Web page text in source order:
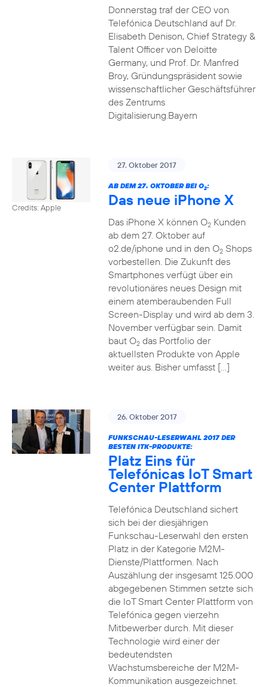
Donnerstag traf der CEO von
Telefónica Deutschland auf Dr.
Elisabeth Denison, Chief Strategy &
Talent Officer von Deloitte
Germany, und Prof. Dr. Manfred
Broy, Gründungspräsident sowie
wissenschaftlicher Geschäftsführer
des Zentrums
Digitalisierung.Bayern
Credits: Apple
27. Oktober 2017
AB DEM 27. OKTOBER BEI O2:
Das neue iPhone X
Das iPhone X können O2Kunden
ab dem 27. Oktober auf
o2.de/iphone und in den O2Shops
vorbestellen. Die Zukunft des
Smartphones verfügt über ein
revolutionäres neues Design mit
einem atemberaubenden Full
Screen-Display und wird ab dem 3.
November verfügbar sein. Damit
baut O2das Portfolio der
aktuellsten Produkte von Apple
weiter aus. Bisher umfasst […]
26. Oktober 2017
FUNKSCHAU-LESERWAHL 2017 DER
BESTEN ITK-PRODUKTE:
Platz Eins für
Telefónicas IoT Smart
Center Plattform
Telefónica Deutschland sichert
sich bei der diesjährigen
Funkschau-Leserwahl den ersten
Platz in der Kategorie M2M-
Dienste/Plattformen. Nach
Auszählung der insgesamt 125.000
abgegebenen Stimmen setzte sich
die IoT Smart Center Plattform von
Telefónica gegen vierzehn
Mitbewerber durch. Mit dieser
Technologie wird einer der
bedeutendsten
Wachstumsbereiche der M2M-
Kommunikation ausgezeichnet.